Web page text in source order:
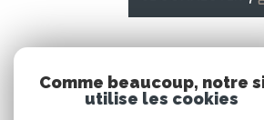
Nous adhérons
Comme beaucoup, notre
utilise les cookies